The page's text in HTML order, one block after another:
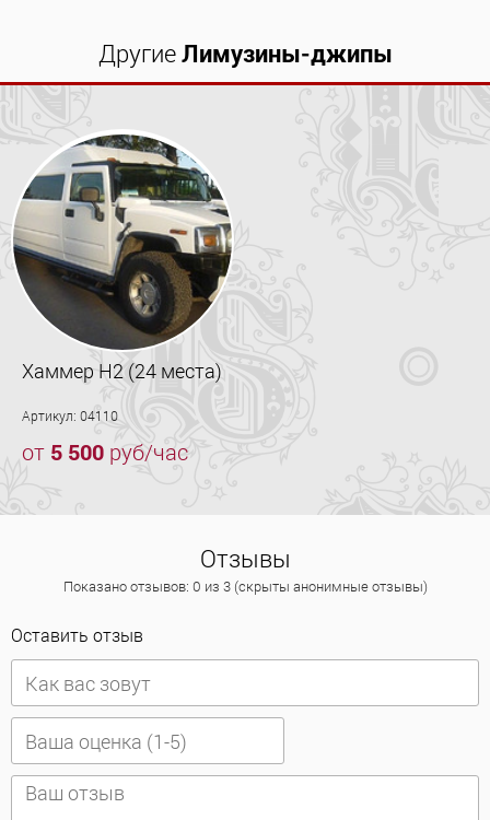
ДругиеЛимузины-джипы
Хаммер H2 (24 места)
Артикул: 04110
от 5 500 руб/час
Отзывы
Показано отзывов: 0 из 3 (скрыты анонимные отзывы)
Оставить отзыв